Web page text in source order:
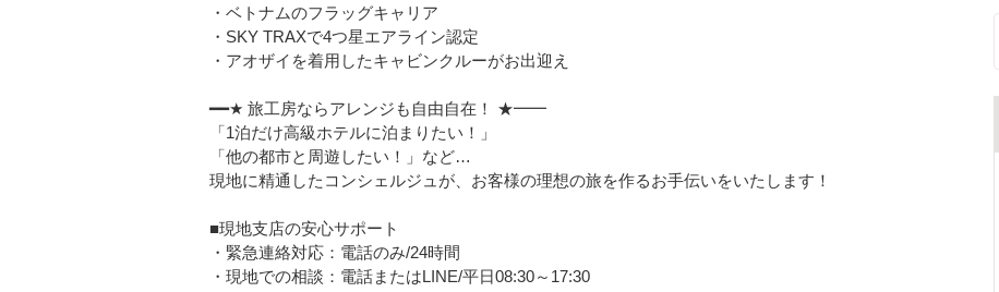
・ベトナムのフラッグキャリア
・SKY TRAXで4つ星エアライン認定
・アオザイを着用したキャビンクルーがお出迎え
━━★ 旅工房ならアレンジも自由自在！ ★━━
「1泊だけ高級ホテルに泊まりたい！」
「他の都市と周遊したい！」など…
現地に精通したコンシェルジュが、お客様の理想の旅を作るお手伝いをいたします！
■現地支店の安心サポート
・緊急連絡対応：電話のみ/24時間
・現地での相談：電話またはLINE/平日08:30～17:30